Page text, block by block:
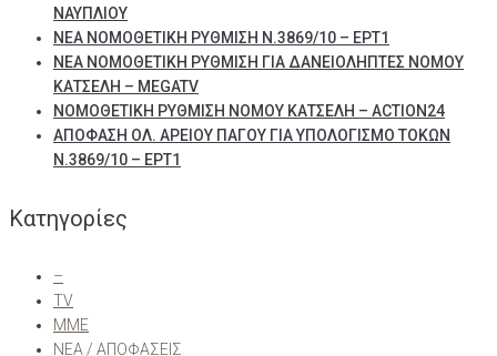
ΝΑΥΠΛΙΟΥ
ΝΕΑ ΝΟΜΟΘΕΤΙΚΗ ΡΥΘΜΙΣΗ Ν.3869/10 – ΕΡΤ1
ΝΕΑ ΝΟΜΟΘΕΤΙΚΗ ΡΥΘΜΙΣΗ ΓΙΑ ΔΑΝΕΙΟΛΗΠΤΕΣ ΝΟΜΟΥ
ΚΑΤΣΕΛΗ – MEGATV
ΝΟΜΟΘΕΤΙΚΗ ΡΥΘΜΙΣΗ ΝΟΜΟΥ ΚΑΤΣΕΛΗ – ACTION24
ΑΠΟΦΑΣΗ ΟΛ. ΑΡΕΙΟΥ ΠΑΓΟΥ ΓΙΑ ΥΠΟΛΟΓΙΣΜΟ ΤΟΚΩΝ
Ν.3869/10 – ΕΡΤ1
Kατηγορίες
–
TV
ΜΜΕ
ΝΕΑ / ΑΠΟΦΑΣΕΙΣ